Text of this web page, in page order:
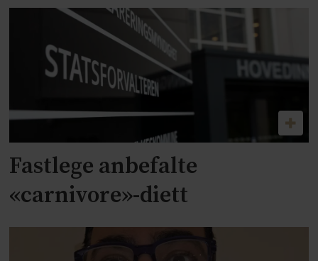
Fastlege anbefalte
«carnivore»-diett